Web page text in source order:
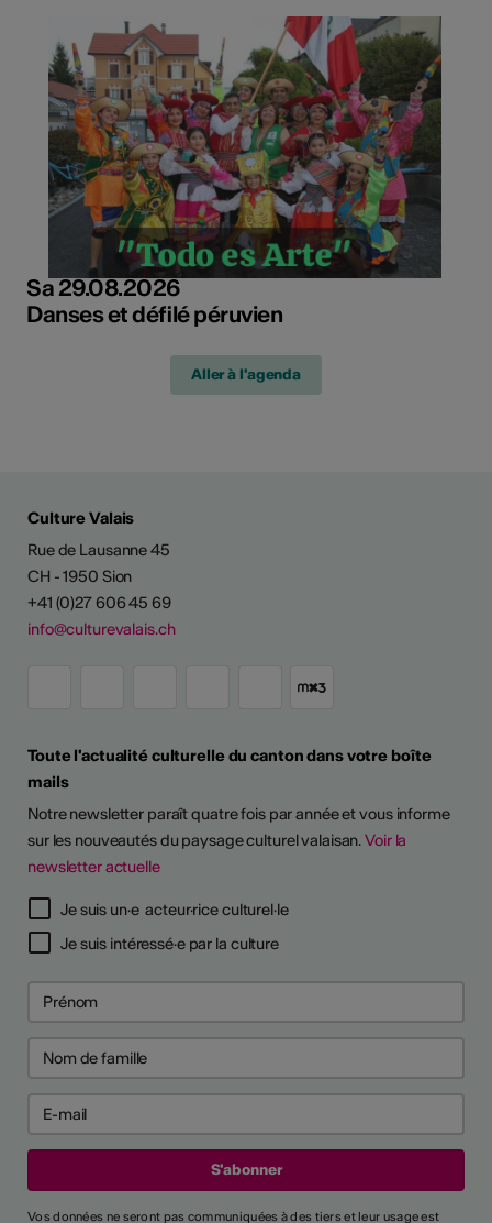
Sa 29.08.2026
Danses et défilé péruvien
Aller à l'agenda
Culture Valais
Rue de Lausanne 45
CH - 1950 Sion
+41 (0)27 606 45 69
info@culturevalais.ch
Toute l'actualité culturelle du canton dans votre boîte
mails
Notre newsletter paraît quatre fois par année et vous informe
sur les nouveautés du paysage culturel valaisan.Voir la
newsletter actuelle
Je suis un·e acteur·rice culturel·le
Je suis intéressé·e par la culture
Vos données ne seront pas communiquées à des tiers et leur usage est